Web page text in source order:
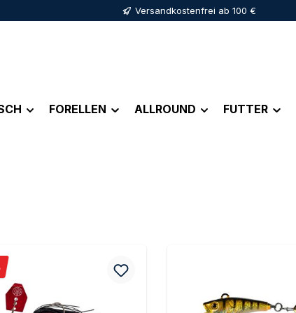
Versandkostenfrei ab 100 €
FORELLEN ALLROUND FUTTER